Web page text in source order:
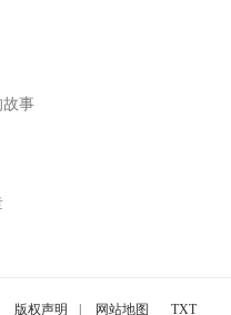
故事
版权声明 网站地图 TXT